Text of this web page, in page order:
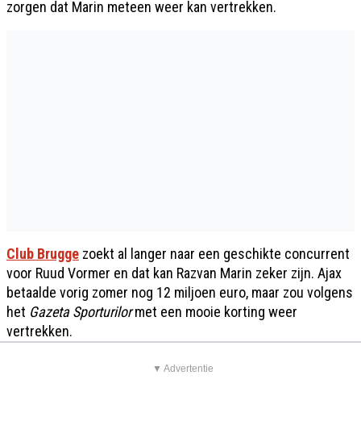
zorgen dat Marin meteen weer kan vertrekken.
Club Brugge zoekt al langer naar een geschikte concurrent
voor Ruud Vormer en dat kan Razvan Marin zeker zijn. Ajax
betaalde vorig zomer nog 12 miljoen euro, maar zou volgens
het Gazeta Sporturilormet een mooie korting weer
vertrekken.
▼ Advertentie